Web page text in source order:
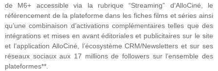
de M6+ accessible via la rubrique “Streaming” d’AlloCiné, le
référencement de la plateforme dans les fiches films et séries ainsi
qu’une combinaison d’activations complémentaires telles que des
intégrations et mises en avant éditoriales et publicitaires sur le site
et l’application AlloCiné, l’écosystème CRM/Newsletters et sur ses
réseaux sociaux aux 17 millions de followers sur l’ensemble des
plateformes**.